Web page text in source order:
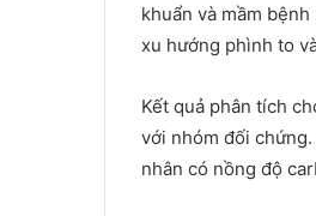
khuẩn và mầm
xu hướng phình to
Kết quả phân tích
với nhóm đối
nhân có nồng độ